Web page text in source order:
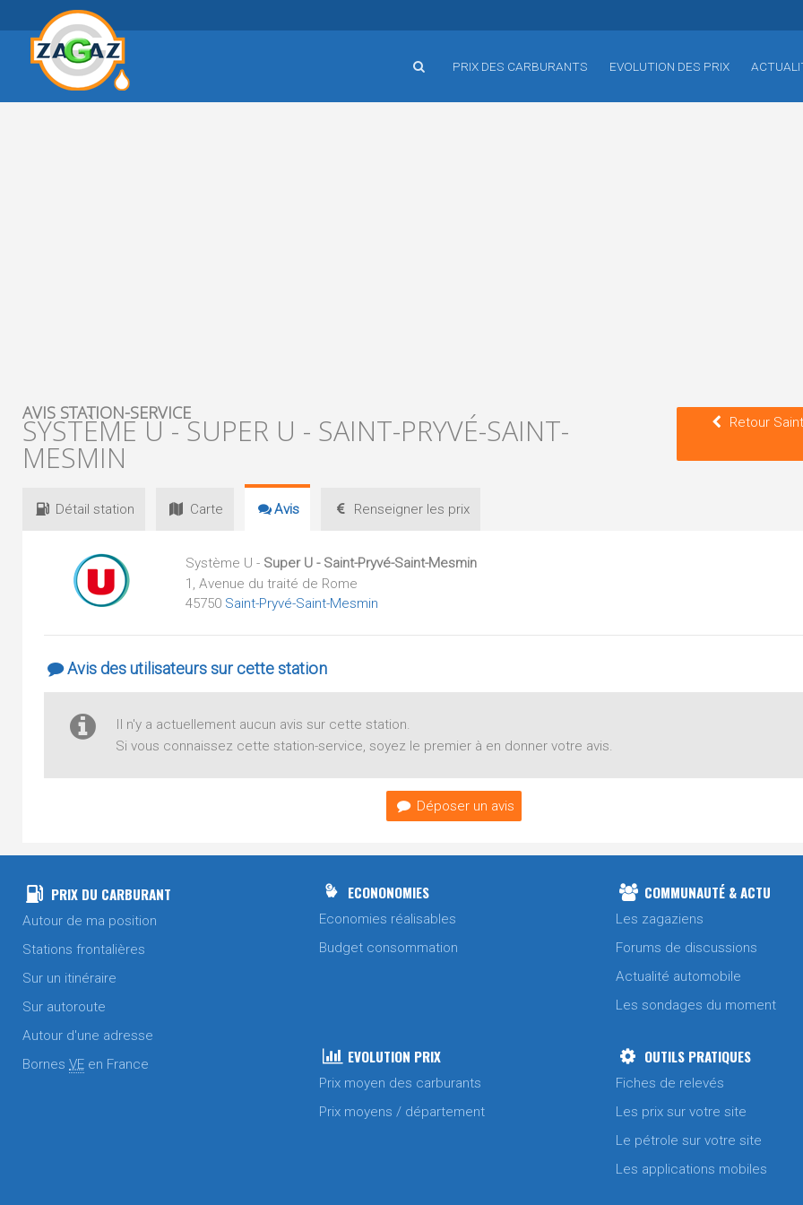
PRIX DES CARBURANTS EVOLUTION DES PRIX
AVIS STATION-SERVICE
SYSTÈME U - SUPER U - SAINT-PRYVÉ-SAINT-
MESMIN
Retour
Détail station Carte Avis Renseigner les prix
Système U - Super U - Saint-Pryvé-Saint-Mesmin
1, Avenue du traité de Rome
45750 Saint-Pryvé-Saint-Mesmin
Avis des utilisateurs sur cette station
Il n'y a actuellement aucun avis sur cette station.
Si vous connaissez cette station-service, soyez le premier à en donner votre avis.
Déposer un avis
PRIX DU CARBURANT
Autour de ma position
Stations frontalières
Sur un itinéraire
Sur autoroute
Autour d'une adresse
Bornes VE en France
ECONONOMIES
Economies réalisables
Budget consommation
COMMUNAUTÉ & ACTU
Les zagaziens
Forums de discussions
Actualité automobile
Les sondages du moment
EVOLUTION PRIX
Prix moyen des carburants
Prix moyens / département
OUTILS PRATIQUES
Fiches de relevés
Les prix sur votre site
Le pétrole sur votre site
Les applications mobiles